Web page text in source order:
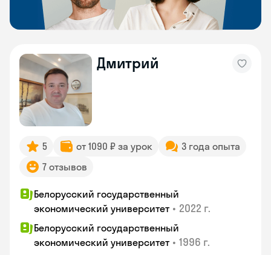
Дмитрий
5 от 1090 ₽ за урок
3 года опыта
7 отзывов
Белорусский государственный
экономический университет • 2022 г.
Белорусский государственный
экономический университет • 1996 г.